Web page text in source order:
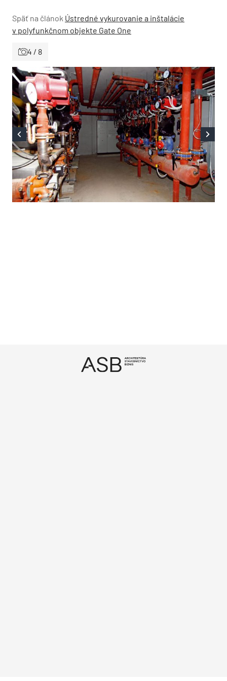
Späť na článok Ústredné vykurovanie a inštalácie
v polyfunkčnom objekte Gate One
4 / 8